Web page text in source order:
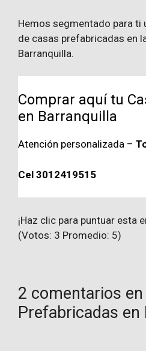
Hemos segmentado para ti
de casas prefabricadas en
Barranquilla.
Comprar aquí tu
en Barranquilla
Atención personalizada –
Cel 3012419515
¡Haz clic para puntuar esta
(Votos: 3 Promedio: 5)
2 comentarios en
Prefabricadas en